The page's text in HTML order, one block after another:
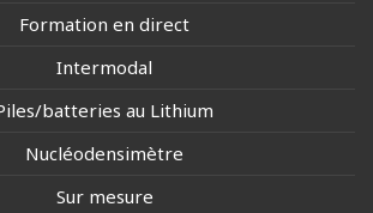
Formation en direct
Intermodal
batteries au Lithium
Nucléodensimètre
Sur mesure